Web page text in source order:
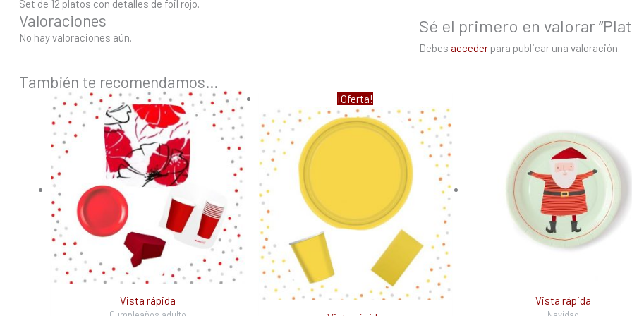
Set de 12 platos con detalles de foil rojo.
Valoraciones
No hay valoraciones aún.
Sé el primero en valorar
Debes acceder para publicar una valoración.
También te recomendamos…
Vista rápida
¡Oferta!
precio
original
El
precio
actual
35,34 €.
Vista rápida